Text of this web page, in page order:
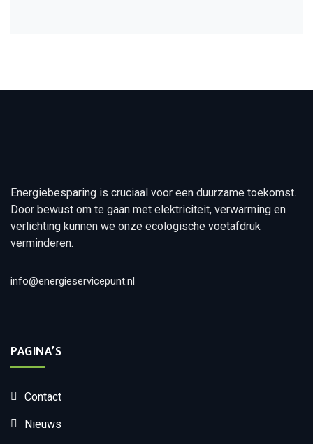
Energiebesparing is cruciaal voor een duurzame toekomst.
Door bewust om te gaan met elektriciteit, verwarming en
verlichting kunnen we onze ecologische voetafdruk
verminderen.
info@energieservicepunt.nl
PAGINA’S
Contact
Nieuws